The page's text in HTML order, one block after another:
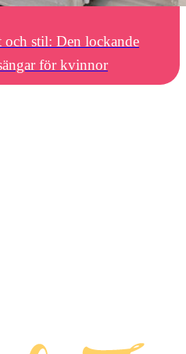
stil: Den lockande
för kvinnor